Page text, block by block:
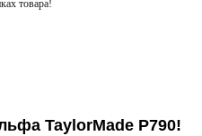
товара!
TaylorMade P790!